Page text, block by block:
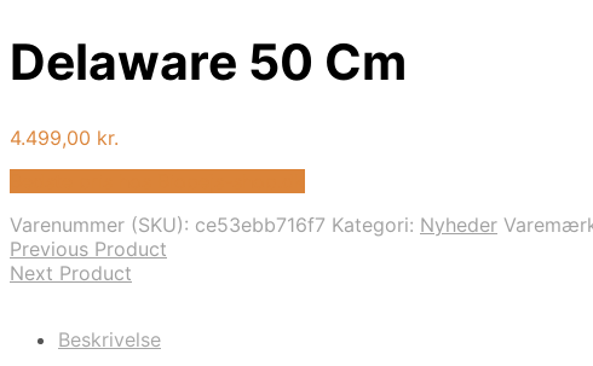
Delaware 50 Cm
4.499,00 kr.
Varenummer (SKU): ce53ebb716f7 Kategori: Nyheder
Previous Product
Next Product
Beskrivelse